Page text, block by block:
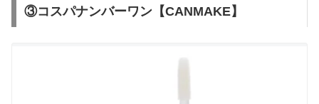
③コスパナンバーワン【CANMAKE】